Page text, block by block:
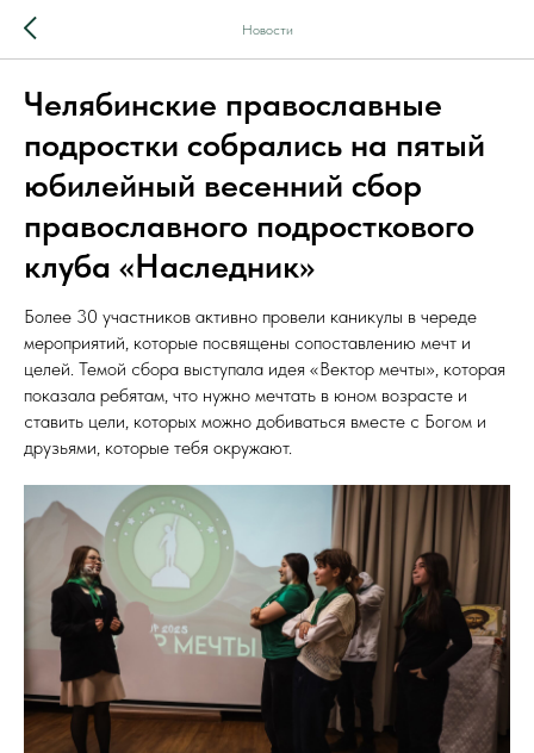
Новости
Челябинские православные
подростки собрались на пятый
юбилейный весенний сбор
православного подросткового
клуба «Наследник»
Более 30 участников активно провели каникулы в череде
мероприятий, которые посвящены сопоставлению мечт и
целей. Темой сбора выступала идея «Вектор мечты», которая
показала ребятам, что нужно мечтать в юном возрасте и
ставить цели, которых можно добиваться вместе с Богом и
друзьями, которые тебя окружают.